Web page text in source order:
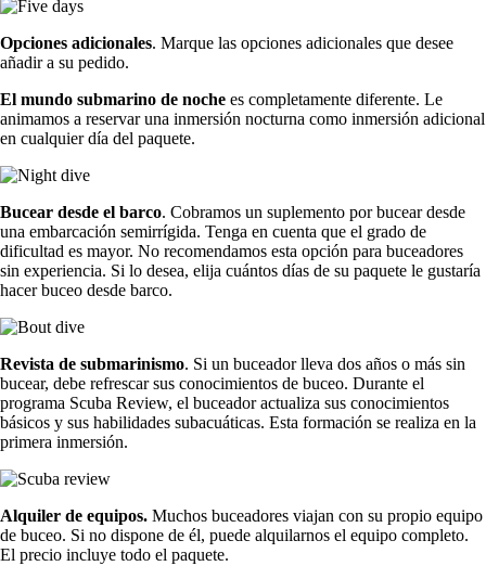
Opciones adicionales. Marque las opciones adicionales que desee
añadir a su pedido.
El mundo submarino de noche es completamente diferente. Le
animamos a reservar una inmersión nocturna como inmersión adicional
en cualquier día del paquete.
Bucear desde el barco. Cobramos un suplemento por bucear desde
una embarcación semirrígida. Tenga en cuenta que el grado de
dificultad es mayor. No recomendamos esta opción para buceadores
sin experiencia. Si lo desea, elija cuántos días de su paquete le gustaría
hacer buceo desde barco.
Revista de submarinismo. Si un buceador lleva dos años o más sin
bucear, debe refrescar sus conocimientos de buceo. Durante el
programa Scuba Review, el buceador actualiza sus conocimientos
básicos y sus habilidades subacuáticas. Esta formación se realiza en la
primera inmersión.
Alquiler de equipos. Muchos buceadores viajan con su propio equipo
de buceo. Si no dispone de él, puede alquilarnos el equipo completo.
El precio incluye todo el paquete.